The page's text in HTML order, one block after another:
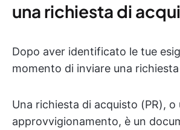
una richiesta di
Dopo aver identificato le tue
momento di inviare una
Una richiesta di acquisto (PR), o
approvvigionamento, è un